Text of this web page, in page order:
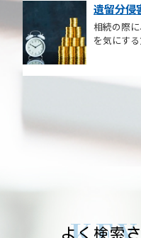
遺留分侵
相続の際
を気にす
よく検索